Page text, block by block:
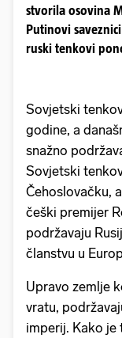
stvorila osovina
Putinovi
ruski tenkovi
Sovjetski
godine, a
snažno
Sovjetski
Čehoslovačku,
češki premijer
podržavaju
članstvu u
Upravo zemlje
vratu,
imperij. Kako je